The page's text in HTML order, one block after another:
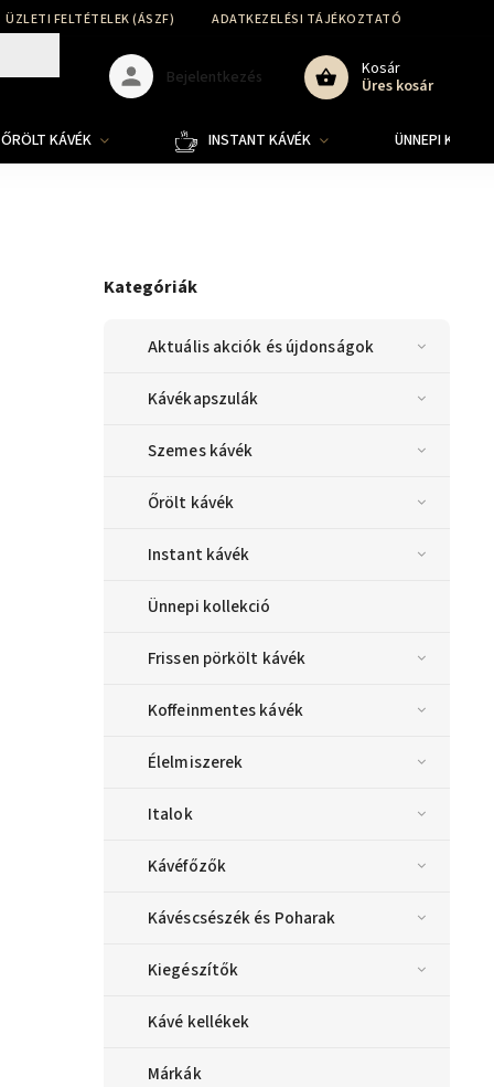
ÜZLETI FELTÉTELEK (ÁSZF) ADATKEZELÉSI TÁJÉKOZTATÓ
Kosár
Üres kosár
Bejelentkezés
ŐRÖLT KÁVÉK INSTANT KÁVÉK ÜNNEPI
Kategóriák
Aktuális akciók és újdonságok
Kávékapszulák
Szemes kávék
Őrölt kávék
Instant kávék
Ünnepi kollekció
Frissen pörkölt kávék
Koffeinmentes kávék
Élelmiszerek
Italok
Kávéfőzők
Kávéscsészék és Poharak
Kiegészítők
Kávé kellékek
Márkák